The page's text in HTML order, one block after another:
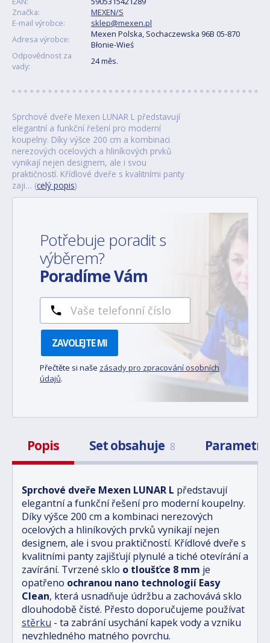
Značka:
MEXEN/S
E-mail výrobce:
sklep@mexen.pl
Adresa výrobce:
Mexen Polska, Sochaczewska 96B 05-870
Błonie-Wieś
Odpovědnost za
vady:
24 měs.
Sprchové dveře Mexen LUNAR L představují
elegantní a funkční řešení pro moderní
koupelny. Díky výšce 200 cm a kombinaci
nerezových ocelových a hliníkových prvků
vynikají nejen designem, ale i svou
praktičností. Křídlové dveře s kvalitními panty
zaji… (celý popis)
Potřebuje poradit s
výběrem?
Poradíme Vám
ZAVOLEJTE MI
Přečtěte si naše zásady pro zpracování osobních
údajů.
Popis Set obsahuje 8 Parametry
Sprchové dveře Mexen LUNAR L představují
elegantní a funkční řešení pro moderní koupelny.
Díky výšce 200 cm a kombinaci nerezových
ocelových a hliníkových prvků vynikají nejen
designem, ale i svou praktičností. Křídlové dveře s
kvalitními panty zajišťují plynulé a tiché otevírání a
zavírání. Tvrzené sklo o tloušťce 8 mm je
opatřeno ochranou nano technologií Easy
Clean, která usnadňuje údržbu a zachovává sklo
dlouhodobě čisté. Přesto doporučujeme používat
stěrku - ta zabrání usychání kapek vody a vzniku
nevzhledného matného povrchu.